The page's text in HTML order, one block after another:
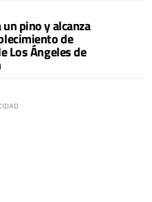
pino y alcanza
de
Los Ángeles de